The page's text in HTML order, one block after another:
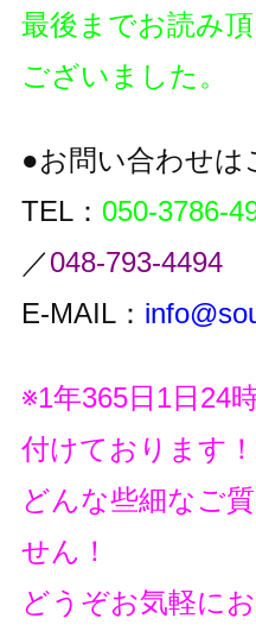
最後までお読み
ございました。
●お問い合わせは
TEL： 050-3786-
／048-793-4494
E-MAIL：
※1年365日1日24
付けております！
どんな些細なご
せん！
どうぞお気軽に